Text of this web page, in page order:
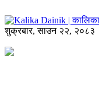
शुक्रबार,साउन २२, २०८३